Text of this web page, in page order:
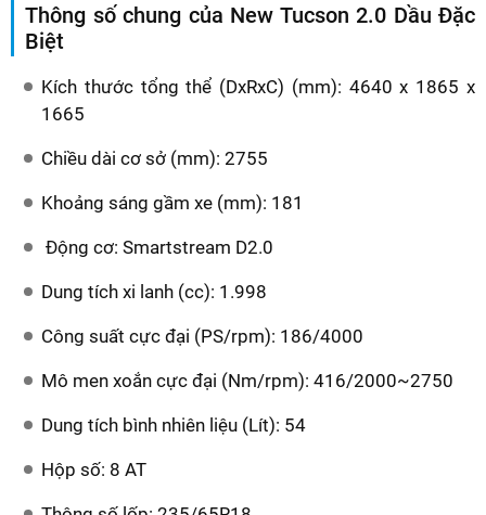
Thông số chung của New Tucson 2.0 Dầu Đặc
Biệt
Kích thước tổng thể (DxRxC) (mm): 4640 x 1865 x
1665
Chiều dài cơ sở (mm): 2755
Khoảng sáng gầm xe (mm): 181
Động cơ: Smartstream D2.0
Dung tích xi lanh (cc): 1.998
Công suất cực đại (PS/rpm): 186/4000
Mô men xoắn cực đại (Nm/rpm): 416/2000~2750
Dung tích bình nhiên liệu (Lít): 54
Hộp số: 8 AT